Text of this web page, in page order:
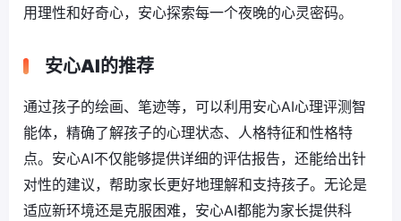
用理性和好奇心，安心探索每一个夜晚的心灵密码。
安心AI的推荐
通过孩子的绘画、笔迹等，可以利用安心AI心理评测智
能体，精确了解孩子的心理状态、人格特征和性格特
点。安心AI不仅能够提供详细的评估报告，还能给出针
对性的建议，帮助家长更好地理解和支持孩子。无论是
适应新环境还是克服困难，安心AI都能为家长提供科